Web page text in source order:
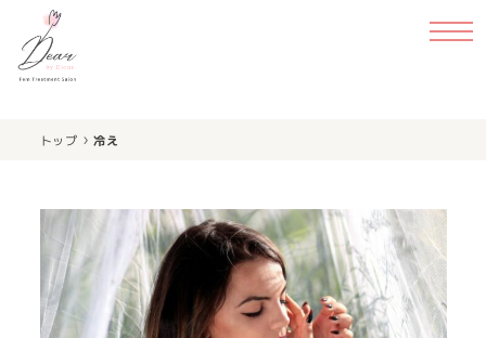
トップ › 冷え